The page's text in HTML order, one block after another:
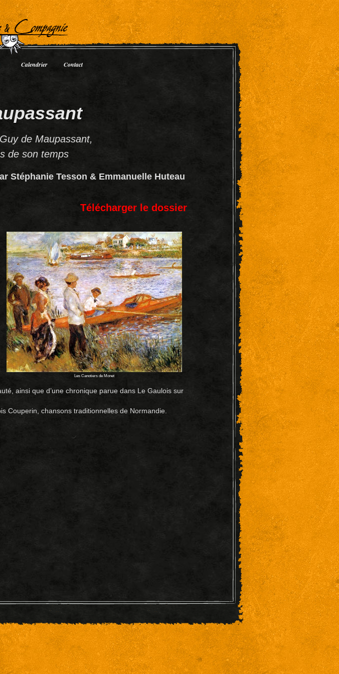
Calendrier Contact
de Maupassant,
de son temps
Stéphanie Tesson & Emmanuelle Huteau
Télécharger le dossier
Les Canotiers de Monet
ainsi que d’une chronique parue dans Le Gaulois sur
Couperin, chansons traditionnelles de Normandie.